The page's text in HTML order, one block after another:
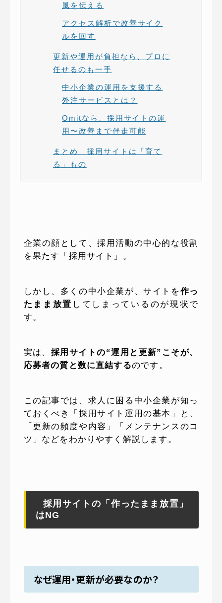
風を伝える
アクセス解析で改善サイク
ルを回す
更新や運用が負担なら、プロに
任せるのも一手
中小企業の運用を支援する
外注サービスとは？
Omitなら、採用サイトの運
用〜改善まで伴走可能
まとめ｜採用サイトは「育て
る」もの
企業の顔として、採用活動の中心的な役割
を果たす「採用サイト」。
しかし、多くの中小企業が、サイトを作っ
たまま放置 してしまっているのが現状で
す。
実は、 採用サイトの“運用と更新”こそが、
応募者の質と数に直結するのです。
この記事では、求人に困る中小企業が知っ
ておくべき「採用サイト運用の基本」と、
「更新の頻度や内容」「メンテナンスのコ
ツ」などをわかりやすく解説します。
採用サイトの「作ったまま放置」
はNG
なぜ運用・更新が必要なのか？